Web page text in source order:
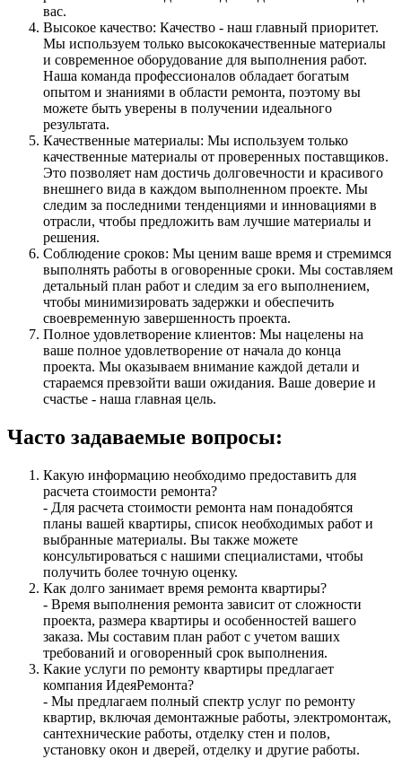
вас.
Высокое качество: Качество - наш главный приоритет.
Мы используем только высококачественные материалы
и современное оборудование для выполнения работ.
Наша команда профессионалов обладает богатым
опытом и знаниями в области ремонта, поэтому вы
можете быть уверены в получении идеального
результата.
Качественные материалы: Мы используем только
качественные материалы от проверенных поставщиков.
Это позволяет нам достичь долговечности и красивого
внешнего вида в каждом выполненном проекте. Мы
следим за последними тенденциями и инновациями в
отрасли, чтобы предложить вам лучшие материалы и
решения.
Соблюдение сроков: Мы ценим ваше время и стремимся
выполнять работы в оговоренные сроки. Мы составляем
детальный план работ и следим за его выполнением,
чтобы минимизировать задержки и обеспечить
своевременную завершенность проекта.
Полное удовлетворение клиентов: Мы нацелены на
ваше полное удовлетворение от начала до конца
проекта. Мы оказываем внимание каждой детали и
стараемся превзойти ваши ожидания. Ваше доверие и
счастье - наша главная цель.
Часто задаваемые вопросы:
Какую информацию необходимо предоставить для
расчета стоимости ремонта?
- Для расчета стоимости ремонта нам понадобятся
планы вашей квартиры, список необходимых работ и
выбранные материалы. Вы также можете
консультироваться с нашими специалистами, чтобы
получить более точную оценку.
Как долго занимает время ремонта квартиры?
- Время выполнения ремонта зависит от сложности
проекта, размера квартиры и особенностей вашего
заказа. Мы составим план работ с учетом ваших
требований и оговоренный срок выполнения.
Какие услуги по ремонту квартиры предлагает
компания ИдеяРемонта?
- Мы предлагаем полный спектр услуг по ремонту
квартир, включая демонтажные работы, электромонтаж,
сантехнические работы, отделку стен и полов,
установку окон и дверей, отделку и другие работы.